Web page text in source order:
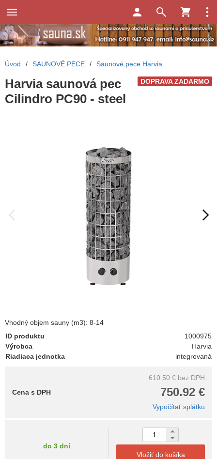
Úvod / SAUNOVÉ PECE / Saunové pece Harvia
DOPRAVA ZADARMO
Harvia saunová pec
Cilindro PC90 - steel
Vhodný objem sauny (m3): 8-14
ID produktu
1000975
Výrobca
Harvia
Riadiaca jednotka
integrovaná
610.50 € bez DPH
750.92 €
Cena s DPH
Vypočítať splátku
do 3 dní
Vložiť do košíka